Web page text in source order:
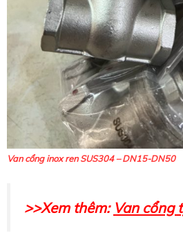
Van cổng inox ren SUS304 – DN15-DN50
>>Xem thêm: Van cổng